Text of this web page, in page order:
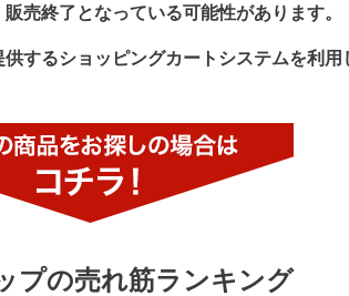
売終了となっている可能性があります。
するショッピングカートシステムを利用
プの売れ筋ランキング